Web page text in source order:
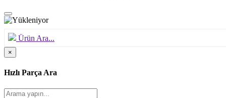
Ürün Ara...
×
Hızlı Parça Ara